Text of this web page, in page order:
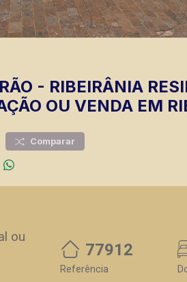
- RIBEIRÂNIA
OU VENDA EM
Comparar
ou
77912
Referência